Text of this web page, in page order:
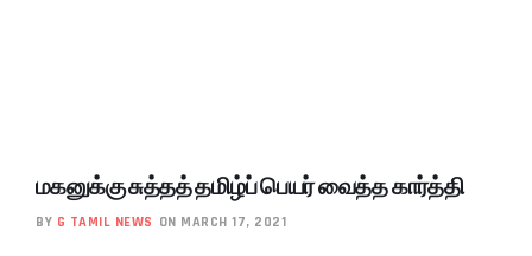
மகனுக்கு சுத்தத் தமிழ்ப் பெயர் வைத்த கார்த்தி
BY G TAMIL NEWS ON MARCH 17, 2021